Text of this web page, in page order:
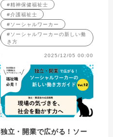
#精神保健福祉士
#介護福祉士
#ソーシャルワーカー
#ソーシャルワーカーの新しい働
き方
2025/12/05 00:00
独立・開業で広がる！ソー